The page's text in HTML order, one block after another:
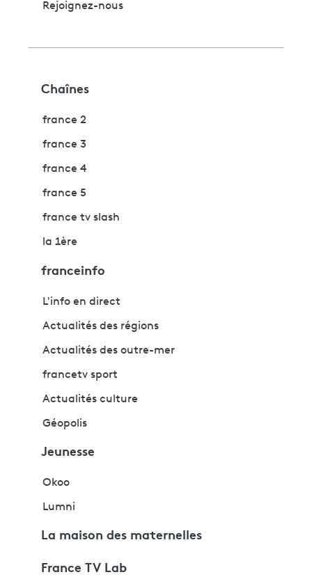
Rejoignez-nous
Chaînes
france 2
france 3
france 4
france 5
france tv slash
la 1ère
franceinfo
L'info en direct
Actualités des régions
Actualités des outre-mer
francetv sport
Actualités culture
Géopolis
Jeunesse
Okoo
Lumni
La maison des maternelles
France TV Lab